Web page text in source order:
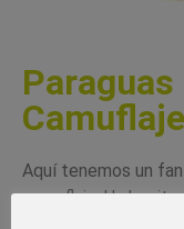
Aquí tenemos un
camuflaje. Un bonito